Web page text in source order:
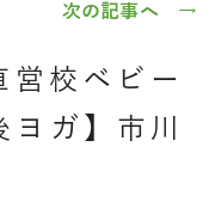
次の記事へ →
校ベビー
ガ】市川